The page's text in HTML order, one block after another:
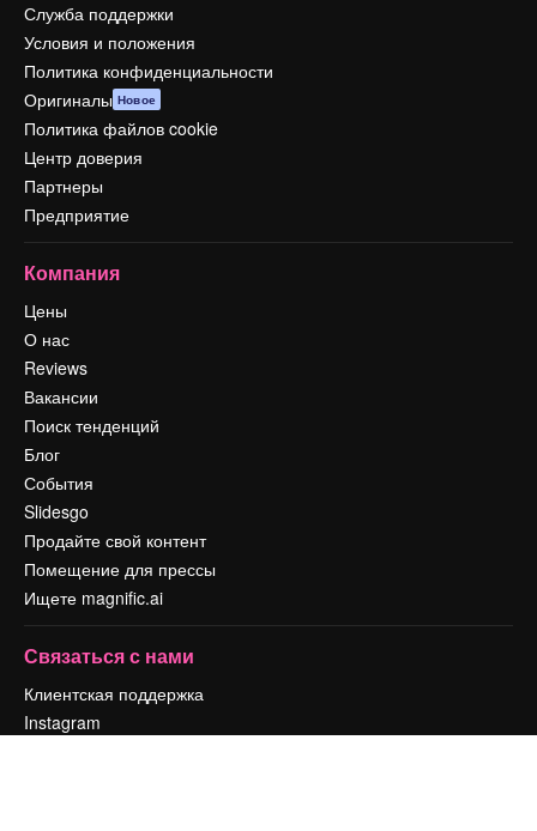
Служба поддержки
Условия и положения
Политика конфиденциальности
Оригиналы Новое
Политика файлов cookie
Центр доверия
Партнеры
Предприятие
Компания
Цены
О нас
Reviews
Вакансии
Поиск тенденций
Блог
События
Slidesgo
Продайте свой контент
Помещение для прессы
Ищете magnific.ai
Связаться с нами
Клиентская поддержка
Instagram